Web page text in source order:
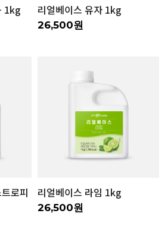
1kg 리얼베이스 유자 1kg
26,500원
로피 리얼베이스 라임 1kg
26,500원